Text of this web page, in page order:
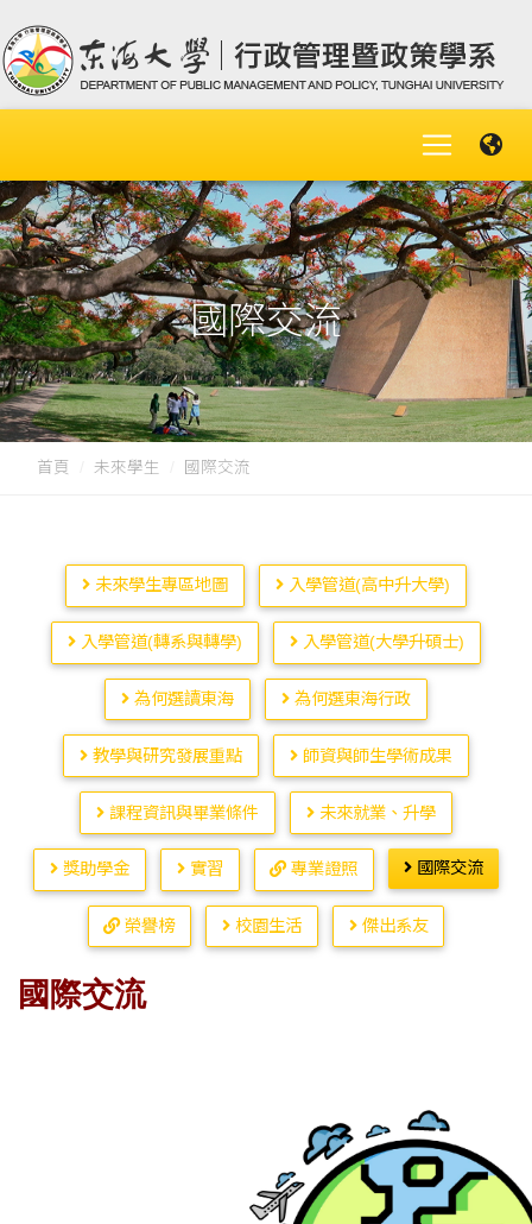
國際交流
首頁 未來學生 國際交流
未來學生專區地圖 入學管道(高中升大學)
入學管道(轉系與轉學) 入學管道(大學升碩士)
為何選讀東海 為何選東海行政
教學與研究發展重點 師資與師生學術成果
課程資訊與畢業條件 未來就業、升學
獎助學金 實習 專業證照 國際交流
榮譽榜 校園生活 傑出系友
國際交流